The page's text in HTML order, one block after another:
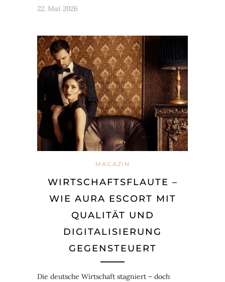
22. Mai 2026
MAGAZIN
WIRTSCHAFTSFLAUTE –
WIE AURA ESCORT MIT
QUALITÄT UND
DIGITALISIERUNG
GEGENSTEUERT
Die deutsche Wirtschaft stagniert – doch